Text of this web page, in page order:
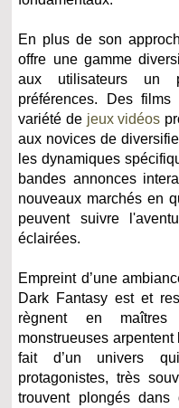
En plus de son
offre une gamme
aux utilisateurs un
préférences. Des
variété de jeux vidéos
aux novices de
les dynamiques
bandes annonces
nouveaux marchés en
peuvent suivre
éclairées.
Empreint d’une
Dark Fantasy est et
règnent en
monstrueuses arpentent
fait d’un univers
protagonistes, très
trouvent plongés